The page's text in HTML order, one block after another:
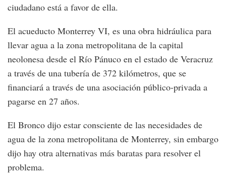
ciudadano está a favor de ella.
El acueducto Monterrey VI, es una obra hidráulica para
llevar agua a la zona metropolitana de la capital
neolonesa desde el Río Pánuco en el estado de Veracruz
a través de una tubería de 372 kilómetros, que se
financiará a través de una asociación público-privada a
pagarse en 27 años.
El Bronco dijo estar consciente de las necesidades de
agua de la zona metropolitana de Monterrey, sin embargo
dijo hay otra alternativas más baratas para resolver el
problema.